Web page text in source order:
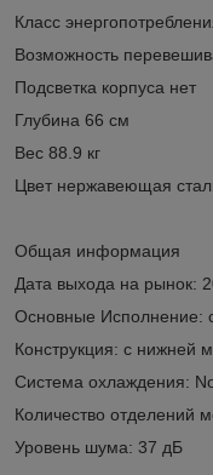
Класс
Возможность
Подсветка корпуса нет
Глубина 66 см
Вес 88.9 кг
Цвет нержавеющая
Общая информация
Дата выхода на рынок:
Основные Исполнение:
Конструкция: с нижней
Система охлаждения:
Количество отделений
Уровень шума: 37 дБ